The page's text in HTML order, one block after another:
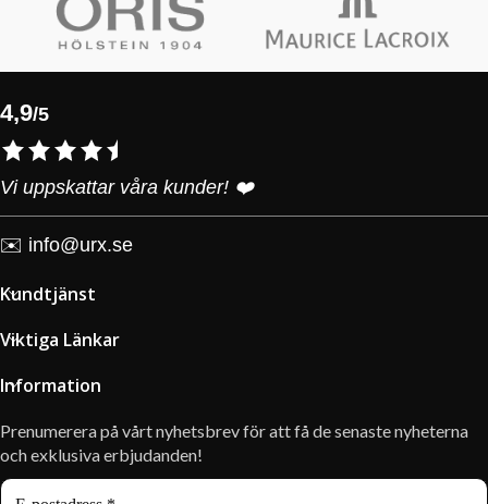
4,9/5
Vi uppskattar våra kunder! ❤️
✉️ info@urx.se
Kundtjänst
Viktiga Länkar
Information
Prenumerera på vårt nyhetsbrev för att få de senaste nyheterna
och exklusiva erbjudanden!